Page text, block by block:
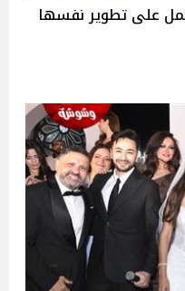
على تطوير نفسها